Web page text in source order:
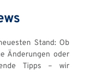
Stand: Ob
Änderungen oder
Tipps – wir